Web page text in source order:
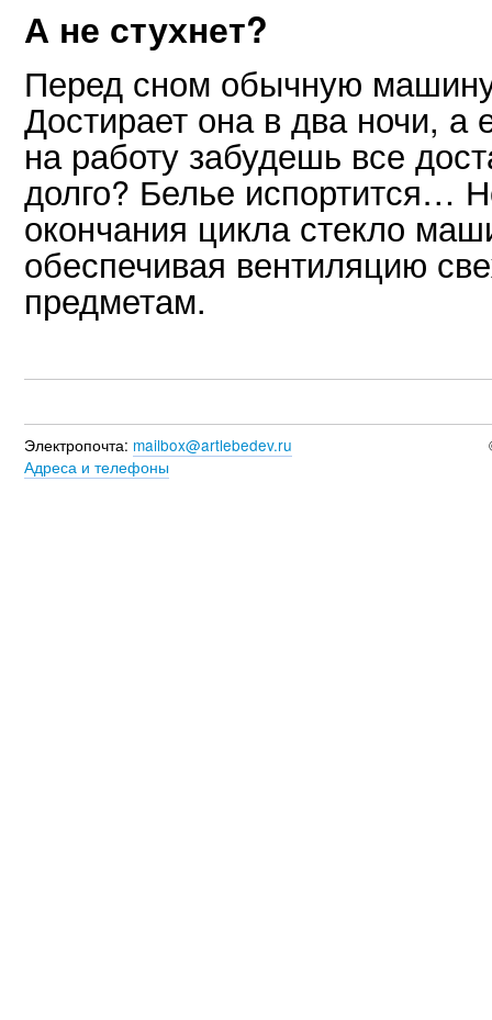
А не стухнет?
Перед сном обычную
Достирает она в два ночи, а
на работу забудешь все
долго? Белье испортится…
окончания цикла стекло
обеспечивая вентиляцию
предметам.
Электропочта: mailbox@artlebedev.ru
Адреса и телефоны